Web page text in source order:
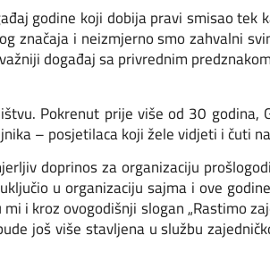
godine koji dobija pravi smisao
značaja i neizmjerno smo zahvalni
događaj sa privrednim
Pokrenut prije više od 30 godina,
– posjetilaca koji žele vidjeti i čuti
doprinos za organizaciju
u organizaciju sajma i ove
i kroz ovogodišnji slogan „Rastimo
još više stavljena u službu